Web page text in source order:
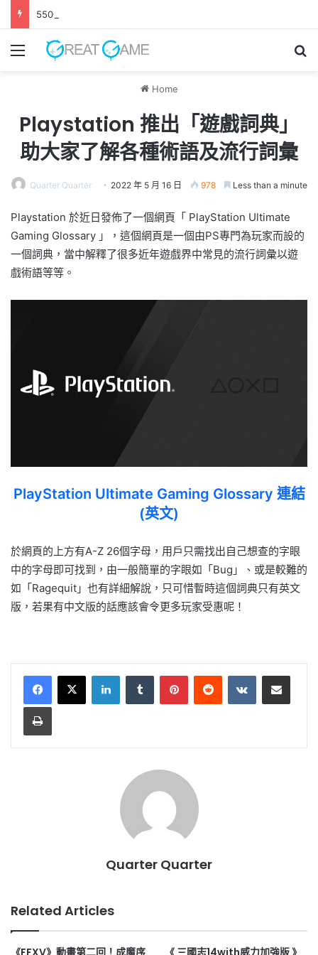
550億美元收購案正式完成 EA轉型成為私人公司
Menu
Home
Playstation 推出「遊戲詞典」
助大家了解各種術語及流行詞彙
Quarter Quarter 2022 年 5 月 16 日 978 Less than a minute
Playstation 於近日發佈了一個網頁「 PlayStation Ultimate
Gaming Glossary 」，這個網頁是一個由PS專門為玩家而設的
一個詞典，當中解釋了很多近年遊戲界中常見的流行詞彙以遊
戲術語等等。
PlayStation Ultimate Gaming Glossary 連結
(英文)
於網頁的上方有A-Z 26個字母，用戶只需找出自己想查的字眼
中的字母即可找到，由一般簡單的字眼如「Bug」、或是較難的
如「Ragequit」也有詳細解說，只可惜暫時這個詞典只有英文
版，若果有中文版的話應該會令更多玩家受惠呢！
LinkedInTumblr PinterestReddit VKontakteShare via Email
Print
Quarter Quarter
Related Articles
《FFXV》動畫第二回！成魔序 《 三國志14with威力加強版 》